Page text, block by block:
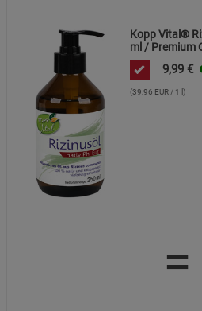
Kopp Vital®
ml / Premium
frei von
9,99 €
(39,96 EUR / 1 l)
=
Marketing Cookies
Beschreibung Marketing Cookies